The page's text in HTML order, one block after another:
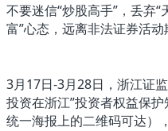
不要迷信“炒股高手”，丢弃
富”心态，远离非法证券活动
3月17日-3月28日，浙江证
投资在浙江”投资者权益保
统一海报上的二维码可达）